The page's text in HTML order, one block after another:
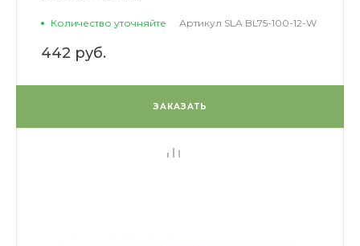
Количество уточняйте Артикул SLA BL75-100-12-W
442 руб.
ЗАКАЗАТЬ